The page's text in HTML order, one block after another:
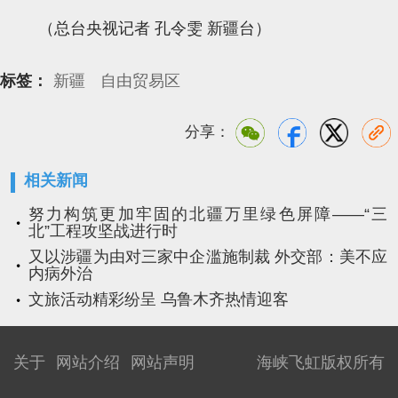
（总台央视记者 孔令雯 新疆台）
标签： 新疆 自由贸易区
分享：
相关新闻
努力构筑更加牢固的北疆万里绿色屏障——“三
北”工程攻坚战进行时
又以涉疆为由对三家中企滥施制裁 外交部：美不应
内病外治
文旅活动精彩纷呈 乌鲁木齐热情迎客
海峡飞虹版权所有
关于 网站介绍 网站声明